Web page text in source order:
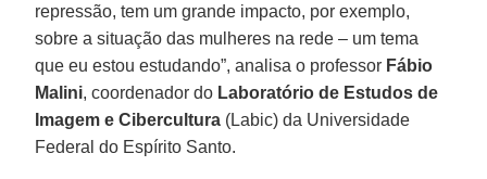
repressão, tem um grande impacto, por exemplo,
sobre a situação das mulheres na rede – um tema
que eu estou estudando”, analisa o professor Fábio
Malini, coordenador do Laboratório de Estudos de
Imagem e Cibercultura (Labic) da Universidade
Federal do Espírito Santo.